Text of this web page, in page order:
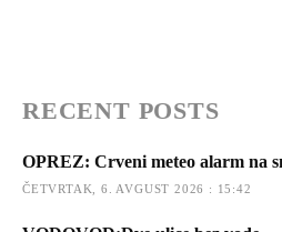
RECENT POSTS
OPREZ: Crveni meteo alarm na
ČETVRTAK, 6. AVGUST 2026 : 15:42